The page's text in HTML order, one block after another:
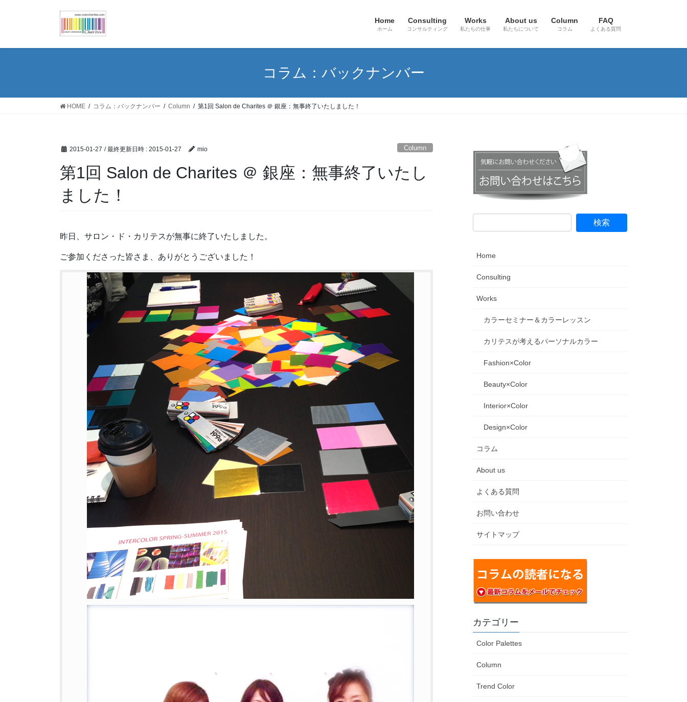
Home
ホーム
Consulting
コンサルティング
Works
私たちの仕事
About us
私たちについて
Column
コラム
FAQ
よくある質問
コラム：バックナンバー
HOME コラム：バックナンバー Column 第1回 Salon de Charites ＠ 銀座：無事終了いたしました！
2015-01-27 / 最終更新日時 : 2015-01-27 mio Column
第1回 Salon de Charites ＠ 銀座：無事終了いたし
ました！
昨日、サロン・ド・カリテスが無事に終了いたしました。
ご参加くださった皆さま、ありがとうございました！ Home
Consulting
Works
カラーセミナー＆カラーレッスン
カリテスが考えるパーソナルカラー
Fashion×Color
Beauty×Color
Interior×Color
Design×Color
コラム
About us
よくある質問
お問い合わせ
サイトマップ
カテゴリー
Color Palettes
Column
Trend Color